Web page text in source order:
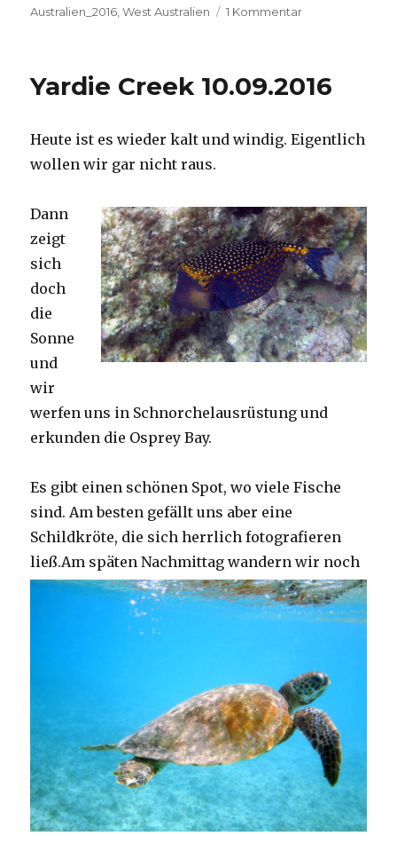
am
Australien_2016 ,West Australien 1 Kommentarzu
Yardie Creek 10.09.2016
Heute ist es wieder kalt und windig. Eigentlich
wollen wir gar nicht raus.
Dann
zeigt
sich
doch
die
Sonne
und
wir
werfen uns in Schnorchelausrüstung und
erkunden die Osprey Bay.
Es gibt einen schönen Spot, wo viele Fische
sind. Am besten gefällt uns aber eine
Schildkröte, die sich herrlich fotografieren
ließ.Am späten Nachmittag wandern wir noch